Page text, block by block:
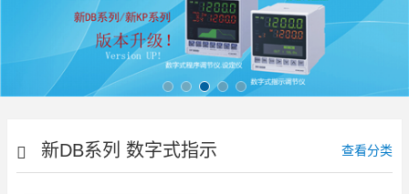
新DB系列 数字式指示 查看分类